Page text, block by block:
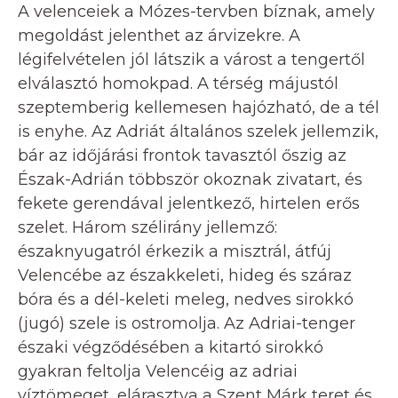
A velenceiek a Mózes-tervben bíznak, amely
megoldást jelenthet az árvizekre. A
légifelvételen jól látszik a várost a tengertől
elválasztó homokpad. A térség májustól
szeptemberig kellemesen hajózható, de a tél
is enyhe. Az Adriát általános szelek jellemzik,
bár az időjárási frontok tavasztól őszig az
Észak-Adrián többször okoznak zivatart, és
fekete gerendával jelentkező, hirtelen erős
szelet. Három szélirány jellemző:
északnyugatról érkezik a misztrál, átfúj
Velencébe az északkeleti, hideg és száraz
bóra és a dél-keleti meleg, nedves sirokkó
(jugó) szele is ostromolja. Az Adriai-tenger
északi végződésében a kitartó sirokkó
gyakran feltolja Velencéig az adriai